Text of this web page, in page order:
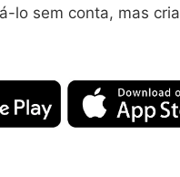
lo sem conta, mas